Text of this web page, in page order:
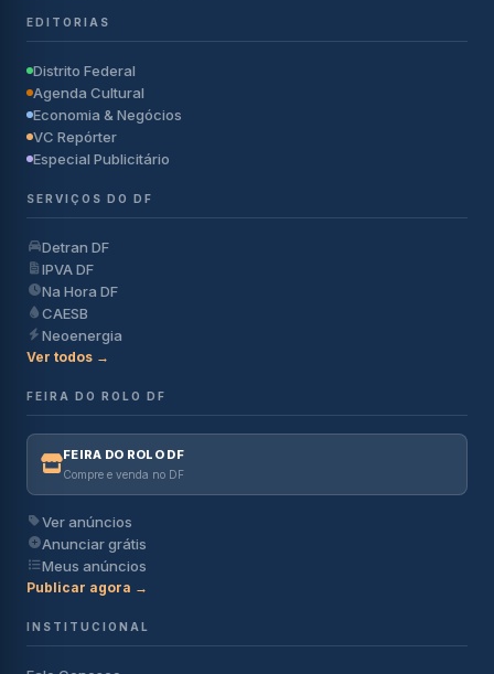
EDITORIAS
Distrito Federal
Agenda Cultural
Economia & Negócios
VC Repórter
Especial Publicitário
SERVIÇOS DO DF
Detran DF
IPVA DF
Na Hora DF
CAESB
Neoenergia
Ver todos →
FEIRA DO ROLO DF
FEIRA DO ROLO DF
Compre e venda no DF
Ver anúncios
Anunciar grátis
Meus anúncios
Publicar agora →
INSTITUCIONAL